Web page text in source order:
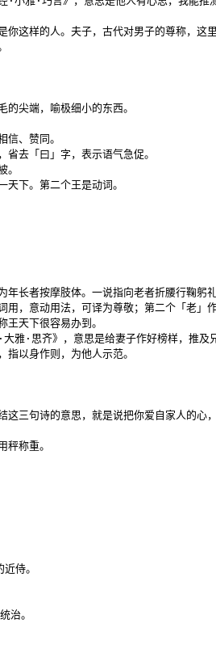
你这样的人。夫子，古代对男子的尊称，这
的尖端，喻极细小的东西。
信、赞同。
省去「曰」字，表示语气急促。
。
天下。第二个王是动词。
年长者按摩肢体。一说指向老者折腰行鞠躬
用，意动用法，可译为尊敬；第二个「老」
王天下很容易办到。
大雅·思齐》，意思是给妻子作好榜样，推及
指以身作则，为他人示范。
这三句诗的意思，就是说把你爱自家人的心
秤称重。
侍。
治。